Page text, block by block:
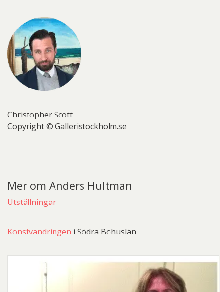
Christopher Scott
Copyright © Galleristockholm.se
Mer om Anders Hultman
Utställningar
Konstvandringen i Södra Bohuslän